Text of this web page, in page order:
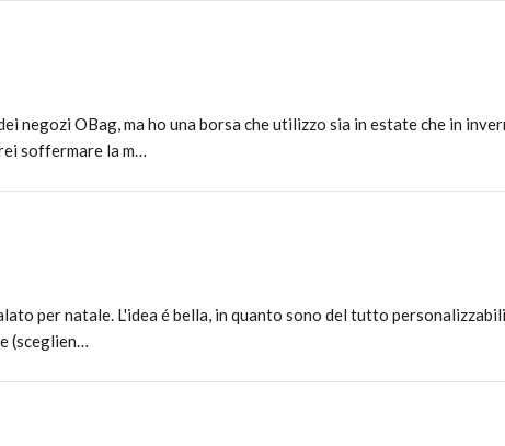
negozi OBag, ma ho una borsa che utilizzo sia in estate che in
soffermare la m…
per natale. L'idea é bella, in quanto sono del tutto
(sceglien…